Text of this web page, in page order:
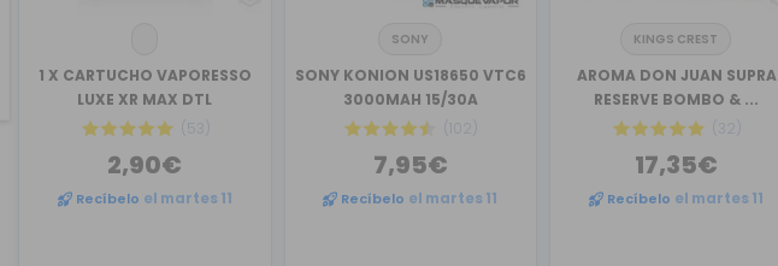
1 X CARTUCHO VAPORESSO
LUXE XR MAX DTL
(53)
2,90€
Recíbelo el martes 11
SONY
SONY KONION US18650 VTC6
3000MAH 15/30A
(102)
7,95€
Recíbelo el martes 11
KINGS CREST
AROMA DON JUAN SUPRA
RESERVE BOMBO & ...
(32)
17,35€
Recíbelo el martes 11